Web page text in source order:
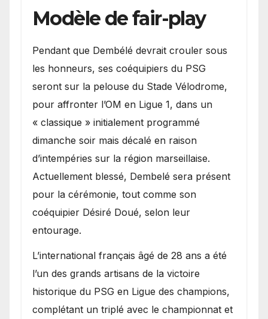
Modèle de fair-play
Pendant que Dembélé devrait crouler sous
les honneurs, ses coéquipiers du PSG
seront sur la pelouse du Stade Vélodrome,
pour affronter l’OM en Ligue 1, dans un
« classique » initialement programmé
dimanche soir mais décalé en raison
d’intempéries sur la région marseillaise.
Actuellement blessé, Dembelé sera présent
pour la cérémonie, tout comme son
coéquipier Désiré Doué, selon leur
entourage.
L’international français âgé de 28 ans a été
l’un des grands artisans de la victoire
historique du PSG en Ligue des champions,
complétant un triplé avec le championnat et